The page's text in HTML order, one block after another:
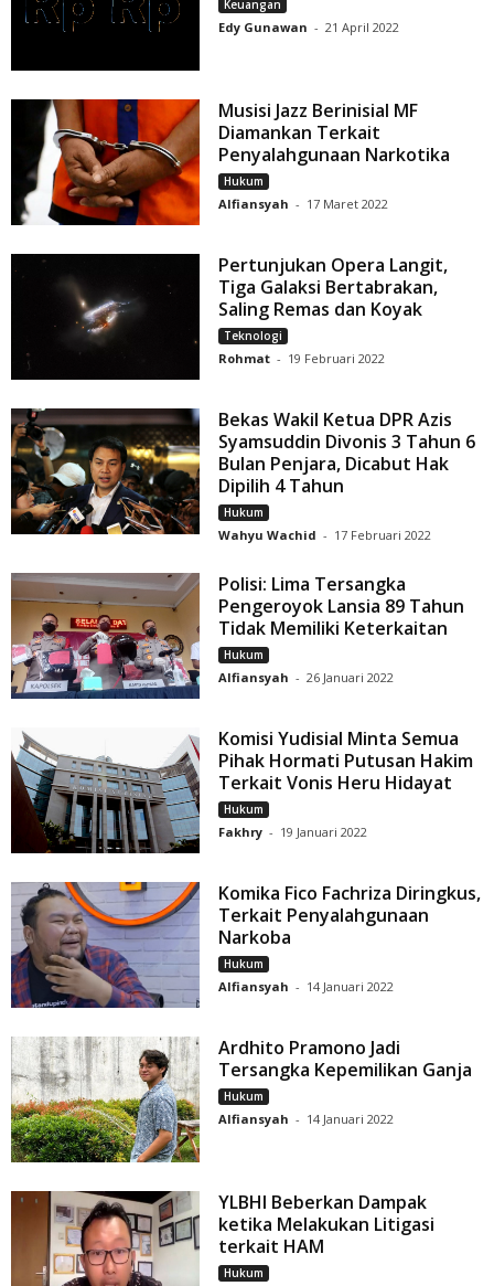
Keuangan
Edy Gunawan - 21 April 2022
Musisi Jazz Berinisial MF
Diamankan Terkait
Penyalahgunaan Narkotika
Hukum
Alfiansyah - 17 Maret 2022
Pertunjukan Opera Langit,
Tiga Galaksi Bertabrakan,
Saling Remas dan Koyak
Teknologi
Rohmat - 19 Februari 2022
Bekas Wakil Ketua DPR Azis
Syamsuddin Divonis 3 Tahun 6
Bulan Penjara, Dicabut Hak
Dipilih 4 Tahun
Hukum
Wahyu Wachid - 17 Februari 2022
Polisi: Lima Tersangka
Pengeroyok Lansia 89 Tahun
Tidak Memiliki Keterkaitan
Hukum
Alfiansyah - 26 Januari 2022
Komisi Yudisial Minta Semua
Pihak Hormati Putusan Hakim
Terkait Vonis Heru Hidayat
Hukum
Fakhry - 19 Januari 2022
Komika Fico Fachriza Diringkus,
Terkait Penyalahgunaan
Narkoba
Hukum
Alfiansyah - 14 Januari 2022
Ardhito Pramono Jadi
Tersangka Kepemilikan Ganja
Hukum
Alfiansyah - 14 Januari 2022
YLBHI Beberkan Dampak
ketika Melakukan Litigasi
terkait HAM
Hukum